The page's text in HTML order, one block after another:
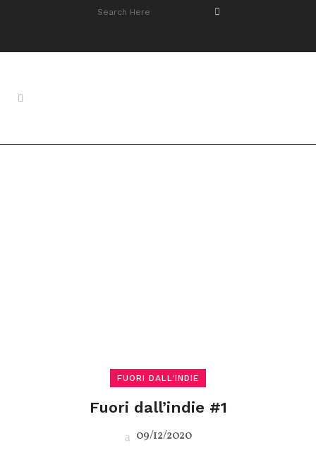
FUORI DALL'INDIE
Fuori dall’indie #1
09/12/2020